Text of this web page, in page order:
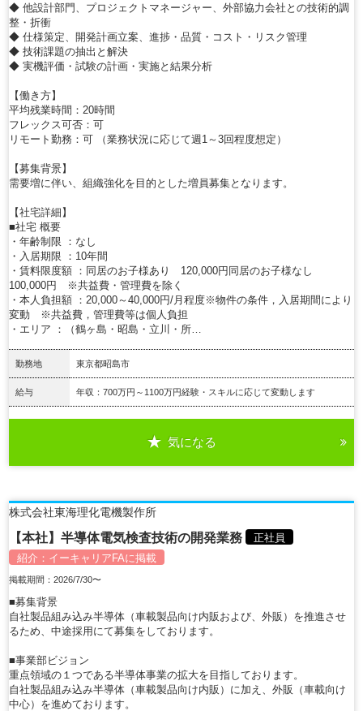
◆ 他設計部門、プロジェクトマネージャー、外部協力会社との技術的調
整・折衝
◆ 仕様策定、開発計画立案、進捗・品質・コスト・リスク管理
◆ 技術課題の抽出と解決
◆ 実機評価・試験の計画・実施と結果分析
【働き方】
平均残業時間：20時間
フレックス可否：可
リモート勤務：可 （業務状況に応じて週1～3回程度想定）
【募集背景】
需要増に伴い、組織強化を目的とした増員募集となります。
【社宅詳細】
■社宅 概要
・年齢制限 ：なし
・入居期限 ：10年間
・賃料限度額 ：同居のお子様あり 120,000円同居のお子様なし
100,000円 ※共益費・管理費を除く
・本人負担額 ：20,000～40,000円/月程度※物件の条件，入居期間により
変動 ※共益費，管理費等は個人負担
・エリア ：（鶴ヶ島・昭島・立川・所…
勤務地 東京都昭島市
給与 年収：700万円～1100万円経験・スキルに応じて変動します
気になる
株式会社東海理化電機製作所
【本社】半導体電気検査技術の開発業務
正社員
紹介： イーキャリアFAに掲載
掲載期間：2026/7/30〜
■募集背景
自社製品組み込み半導体（車載製品向け内販および、外販）を推進させ
るため、中途採用にて募集をしております。
■事業部ビジョン
重点領域の１つである半導体事業の拡大を目指しております。
自社製品組み込み半導体（車載製品向け内販）に加え、外販（車載向け
中心）を進めております。